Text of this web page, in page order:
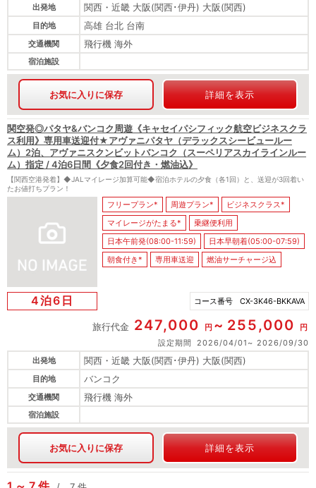
出発地
関西・近畿 大阪(関西･伊丹) 大阪(関西)
目的地 高雄 台北 台南
交通機関 飛行機 海外
宿泊施設
お気に入りに保存 詳細を表示
関空発◎パタヤ&バンコク周遊《キャセイパシフィック航空ビジネスクラ
ス利用》専用車送迎付★アヴァニパタヤ（デラックスシービュールー
ム）2泊、アヴァニスクンビットバンコク（スーペリアスカイラインルー
ム）指定 / 4泊6日間《夕食2回付き・燃油込》
【関西空港発着】◆JALマイレージ加算可能◆宿泊ホテルの夕食（各1回）と、送迎が3回着い
たお値打ちプラン！
フリープラン* 周遊プラン*
ビジネスクラス*
マイレージがたまる*
乗継便利用
日本午前発(08:00-11:59)
日本早朝着(05:00-07:59)
朝食付き*
専用車送迎 燃油サーチャージ込
4泊6日 コース番号 CX-3K46-BKKAVA
旅行代金 247,000 円 255,000
円
設定期間
2026/04/01
2026/09/30
出発地
関西・近畿 大阪(関西･伊丹) 大阪(関西)
目的地 バンコク
交通機関 飛行機 海外
宿泊施設
お気に入りに保存 詳細を表示